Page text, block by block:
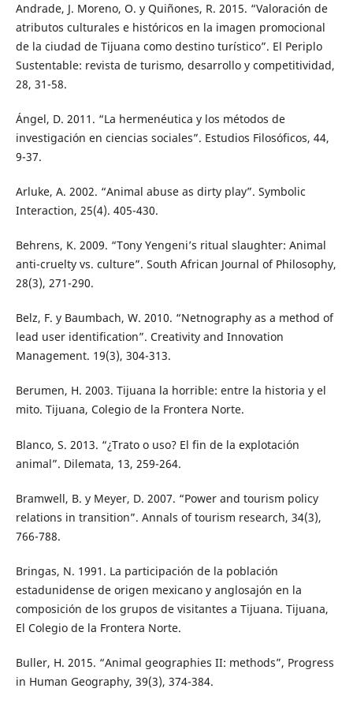
Andrade, J. Moreno, O. y Quiñones, R. 2015. “Valoración de
atributos culturales e históricos en la imagen promocional
de la ciudad de Tijuana como destino turístico”. El Periplo
Sustentable: revista de turismo, desarrollo y competitividad,
28, 31-58.
Ángel, D. 2011. “La hermenéutica y los métodos de
investigación en ciencias sociales”. Estudios Filosóficos, 44,
9-37.
Arluke, A. 2002. “Animal abuse as dirty play”. Symbolic
Interaction, 25(4). 405-430.
Behrens, K. 2009. “Tony Yengeni’s ritual slaughter: Animal
anti-cruelty vs. culture”. South African Journal of Philosophy,
28(3), 271-290.
Belz, F. y Baumbach, W. 2010. “Netnography as a method of
lead user identification”. Creativity and Innovation
Management. 19(3), 304-313.
Berumen, H. 2003. Tijuana la horrible: entre la historia y el
mito. Tijuana, Colegio de la Frontera Norte.
Blanco, S. 2013. “¿Trato o uso? El fin de la explotación
animal”. Dilemata, 13, 259-264.
Bramwell, B. y Meyer, D. 2007. “Power and tourism policy
relations in transition”. Annals of tourism research, 34(3),
766-788.
Bringas, N. 1991. La participación de la población
estadunidense de origen mexicano y anglosajón en la
composición de los grupos de visitantes a Tijuana. Tijuana,
El Colegio de la Frontera Norte.
Buller, H. 2015. “Animal geographies II: methods”, Progress
in Human Geography, 39(3), 374-384.